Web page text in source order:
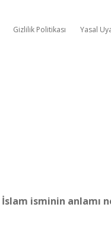
Gizlilik Politikası Yasal
İslam isminin anlamı